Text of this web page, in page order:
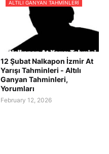
ALTILI GANYAN TAHMINLERI
12 Şubat Nalkapon İzmir At
Yarışı Tahminleri - Altılı
Ganyan Tahminleri,
Yorumları
February 12, 2026